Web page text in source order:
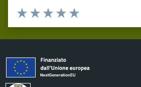
Valuta 5 stelle su 5
Valuta 4 stelle su 5
Valuta 3 stelle su 5
Valuta 2 stelle su 5
Valuta 1 stelle su 5